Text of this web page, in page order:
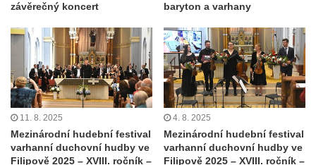
závěrečný koncert
baryton a varhany
11. 8. 2025
Mezinárodní hudební festival
varhanní duchovní hudby ve
Filipově 2025 – XVIII. ročník –
4. 8. 2025
Mezinárodní hudební festival
varhanní duchovní hudby ve
Filipově 2025 – XVIII. ročník –